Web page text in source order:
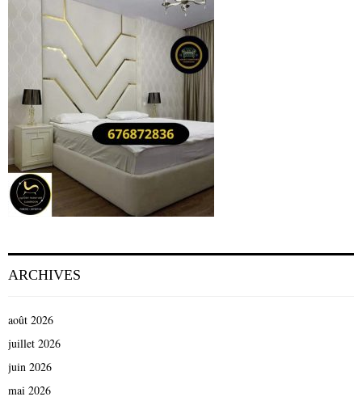
ARCHIVES
août 2026
juillet 2026
juin 2026
mai 2026